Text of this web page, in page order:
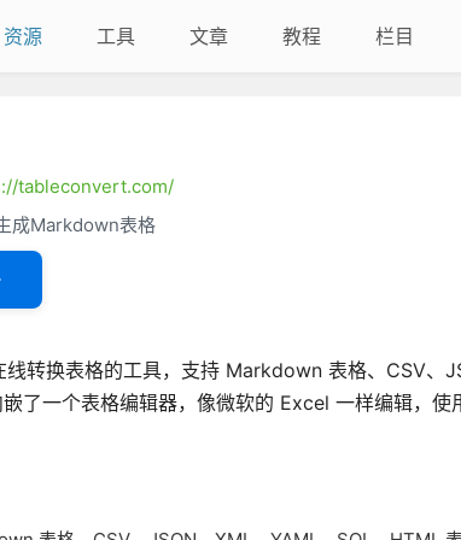
资源 工具 文章 教程 栏目
tableconvert.com/
成Markdown表格
转换表格的工具，支持 Markdown 表格、CSV、
了一个表格编辑器，像微软的 Excel 一样编辑，使